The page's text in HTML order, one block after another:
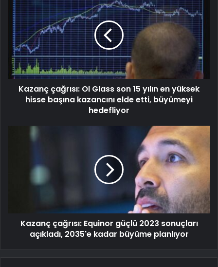
Kazanç çağrısı: OI Glass son 15 yılın en yüksek
hisse başına kazancını elde etti, büyümeyi
hedefliyor
Kazanç çağrısı: Equinor güçlü 2023 sonuçları
açıkladı, 2035'e kadar büyüme planlıyor